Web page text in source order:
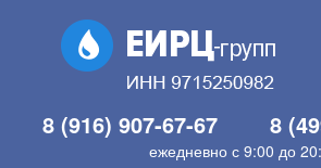
8 (916) 907-67-67 8
ежедневно с 9:00 до